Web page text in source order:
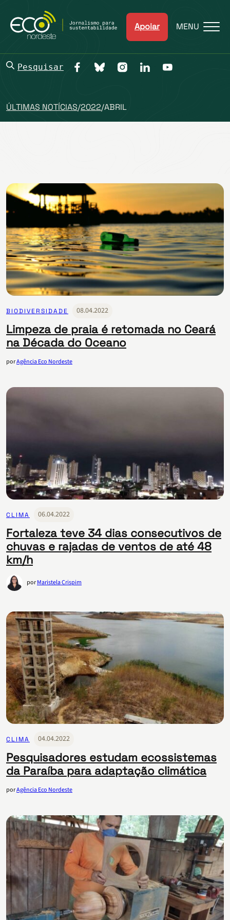
Apoiar MENU
Pesquisar
ÚLTIMAS NOTÍCIAS/2022/ABRIL
BIODIVERSIDADE 08.04.2022
Limpeza de praia é retomada no Ceará
na Década do Oceano
porAgência Eco Nordeste
CLIMA 06.04.2022
Fortaleza teve 34 dias consecutivos de
chuvas e rajadas de ventos de até 48
km/h
porMaristela Crispim
CLIMA 04.04.2022
Pesquisadores estudam ecossistemas
da Paraíba para adaptação climática
porAgência Eco Nordeste